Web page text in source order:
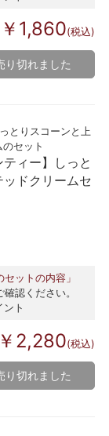
￥1,860(税込)
り切れました
とりスコーンと上
セット
ティー】しっと
ッドクリームセ
セットの内容」
確認ください。
ント
￥2,280(税込)
り切れました